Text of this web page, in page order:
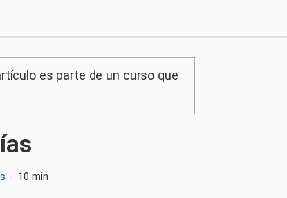
es parte de un curso que
- 10 min